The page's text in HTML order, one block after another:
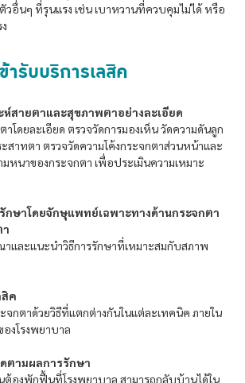
วอื่นๆ ที่รุนแรง เช่น เบาหวานที่ควบคุมไม่ได้ หรือ
รับบริการเลสิค
ห์สายตาและสุขภาพตาอย่างละเอียด
าโดยละเอียด ตรวจวัดการมองเห็น วัดความดันลูก
สาทตา ตรวจวัดความโค้งกระจกตาส่วนหน้าและ
หนาของกระจกตา เพื่อประเมินความเหมาะ
กษาโดยจักษุแพทย์เฉพาะทางด้านกระจกตา
และแนะนำวิธีการรักษาที่เหมาะสมกับสภาพ
ค
จกตาด้วยวิธีที่แตกต่างกันในแต่ละเทคนิค ภายใน
งโรงพยาบาล
ตามผลการรักษา
ต้องพักฟื้นที่โรงพยาบาล สามารถกลับบ้านได้ใน